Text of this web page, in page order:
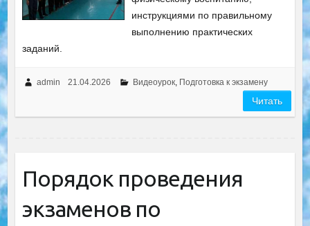
инструкциями по правильному
выполнению практических
заданий.
admin 21.04.2026 Видеоурок, Подготовка к экзамену
Читать
Порядок проведения
экзаменов по